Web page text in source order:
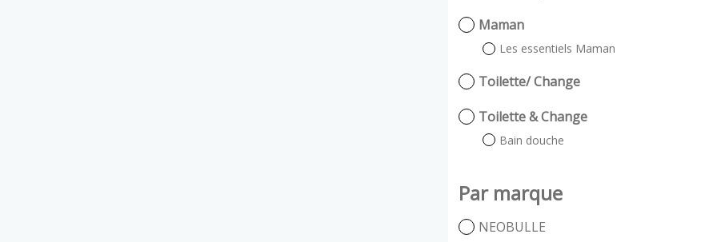
Maman
Les essentiels Maman
Toilette/ Change
Toilette & Change
Bain douche
Par marque
NEOBULLE